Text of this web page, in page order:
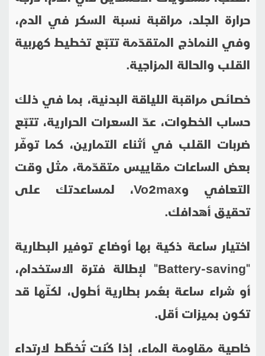
حرارة الجلد، مراقبة نسبة السكر في الدم،
وفي النماذج المتقدّمة تتبّع تخطيط كهربية
القلب والحالة المزاجية.
خصائص مراقبة اللياقة البدنية، بما في ذلك
حساب الخطوات، عدّ السعرات الحرارية، تتبّع
ضربات القلب في أثناء التمارين، كما توفّر
بعض الساعات مقاييس متقدّمة، مثل وقت
التعافي وVo2max، لمساعدتك على
تحقيق أهدافك.
اختيار ساعة ذكية بها أوضاع توفير البطارية
"
Battery-saving" لإطالة فترة الاستخدام،
أو شراء ساعة بعُمر بطارية أطول، لكنّها قد
تكون بميزات أقل.
خاصية مقاومة الماء، إذا كُنت تُخطِّط لارتداء